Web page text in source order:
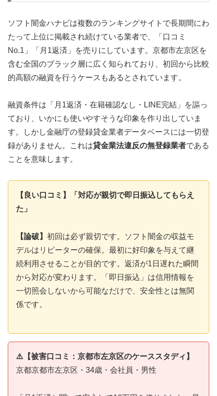
ソフト闇金ハナビは複数のランキングサイトで長期間にわ
たって上位に掲載され続けている業者で、「口コミ
No.1」「月1返済」を売りにしています。京都市左京区を
含む全国のブラック層に広く知られており、初回から比較
的高額の融資を行うケースもあるとされています。
融資条件は「月1返済・在籍確認なし・LINE完結」を謳っ
ており、いかにも使いやすそうな印象を作り出していま
す。しかし金融庁の登録貸金業者データベースには一切登
録がありません。これは貸金業法違反の無登録業者である
ことを意味します。
【良い口コミ】「対応が親切で即日振込してもらえ
た」
【論破】 初回は必ず親切です。ソフト闇金の収益モ
デルはリピーターの確保。最初に好印象を与えて継
続利用させることが目的です。返済が1日遅れた瞬間
から対応が変わります。「即日振込」は信用情報を
一切照会しないから可能なだけで、安全性とは無関
係です。
⚠️【被害口コミ：京都市左京区のケーススタディ】
京都京都市左京区・34歳・会社員・男性